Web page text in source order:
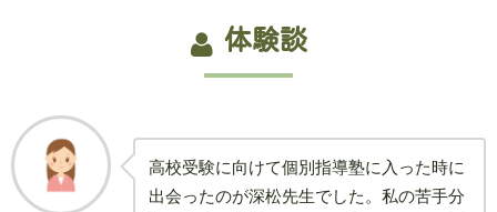
体験談
高校受験に向けて個別指導塾に入った時に
出会ったのが深松先生でした。私の苦手分